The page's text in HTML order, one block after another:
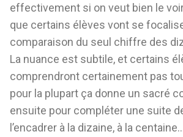
effectivement si on veut bien le
que certains élèves vont se
comparaison du seul chiffre des
La nuance est subtile, et certains
comprendront certainement pas
pour la plupart ça donne un sacré
ensuite pour compléter une suite
l’encadrer à la dizaine, à la